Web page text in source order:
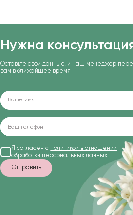
Нужна
Оставьте свои данные, и наш менеджер
вам в ближайшее время
Я согласен с политикой в отношении
обработки персональных данных
Отправить